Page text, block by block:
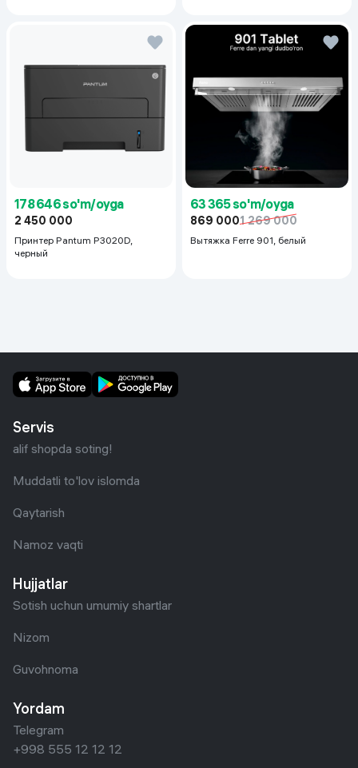
178 646 so'm/oyga
2 450 000
Принтер Pantum P3020D,
черный
63 365 so'm/oyga
869 0001 269 000
Вытяжка Ferre 901, белый
Servis
alif shopda soting!
Muddatli to'lov islomda
Qaytarish
Namoz vaqti
Hujjatlar
Sotish uchun umumiy shartlar
Nizom
Guvohnoma
Yordam
Telegram
+998 555 12 12 12